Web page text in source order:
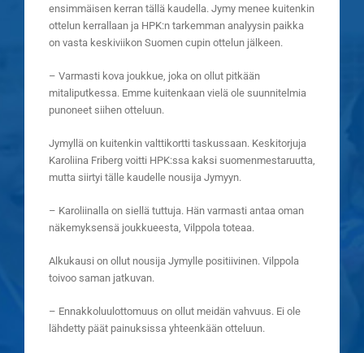
ensimmäisen kerran tällä kaudella. Jymy menee kuitenkin
ottelun kerrallaan ja HPK:n tarkemman analyysin paikka
on vasta keskiviikon Suomen cupin ottelun jälkeen.
– Varmasti kova joukkue, joka on ollut pitkään
mitaliputkessa. Emme kuitenkaan vielä ole suunnitelmia
punoneet siihen otteluun.
Jymyllä on kuitenkin valttikortti taskussaan. Keskitorjuja
Karoliina Friberg voitti HPK:ssa kaksi suomenmestaruutta,
mutta siirtyi tälle kaudelle nousija Jymyyn.
– Karoliinalla on siellä tuttuja. Hän varmasti antaa oman
näkemyksensä joukkueesta, Vilppola toteaa.
Alkukausi on ollut nousija Jymylle positiivinen. Vilppola
toivoo saman jatkuvan.
– Ennakkoluulottomuus on ollut meidän vahvuus. Ei ole
lähdetty päät painuksissa yhteenkään otteluun.